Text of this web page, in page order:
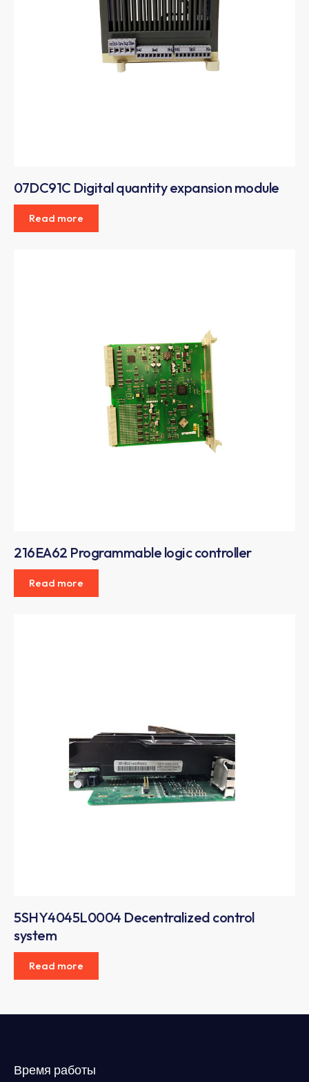
07DC91C Digital quantity expansion module
Read more
216EA62 Programmable logic controller
Read more
5SHY4045L0004 Decentralized control
system
Read more
Время работы